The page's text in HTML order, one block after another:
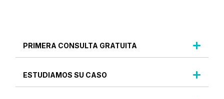
PRIMERA CONSULTA GRATUITA
ESTUDIAMOS SU CASO